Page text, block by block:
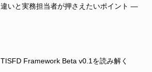
違いと実務担当者が押さえたいポイント ―
TISFD Framework Beta v0.1を読み解く